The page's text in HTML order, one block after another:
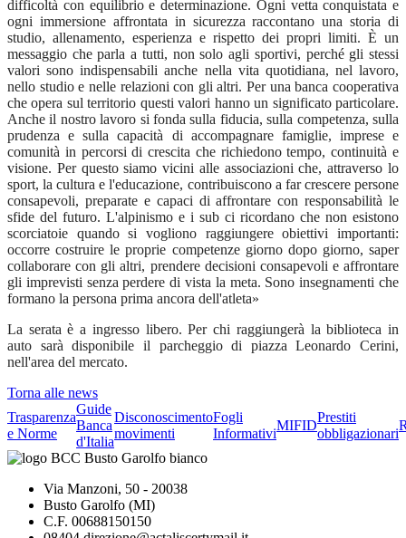
difficoltà con equilibrio e determinazione. Ogni vetta conquistata e
ogni immersione affrontata in sicurezza raccontano una storia di
studio, allenamento, esperienza e rispetto dei propri limiti. È un
messaggio che parla a tutti, non solo agli sportivi, perché gli stessi
valori sono indispensabili anche nella vita quotidiana, nel lavoro,
nello studio e nelle relazioni con gli altri. Per una banca cooperativa
che opera sul territorio questi valori hanno un significato particolare.
Anche il nostro lavoro si fonda sulla fiducia, sulla competenza, sulla
prudenza e sulla capacità di accompagnare famiglie, imprese e
comunità in percorsi di crescita che richiedono tempo, continuità e
visione. Per questo siamo vicini alle associazioni che, attraverso lo
sport, la cultura e l'educazione, contribuiscono a far crescere persone
consapevoli, preparate e capaci di affrontare con responsabilità le
sfide del futuro. L'alpinismo e i sub ci ricordano che non esistono
scorciatoie quando si vogliono raggiungere obiettivi importanti:
occorre costruire le proprie competenze giorno dopo giorno, saper
collaborare con gli altri, prendere decisioni consapevoli e affrontare
gli imprevisti senza perdere di vista la meta. Sono insegnamenti che
formano la persona prima ancora dell'atleta»
La serata è a ingresso libero. Per chi raggiungerà la biblioteca in
auto sarà disponibile il parcheggio di piazza Leonardo Cerini,
nell'area del mercato.
Torna alle news
Trasparenza
e Norme
Guide
Banca
d'Italia
Disconoscimento
movimenti
Fogli
Informativi
MIFID
Prestiti
obbligazionari
Via Manzoni, 50 - 20038
Busto Garolfo (MI)
C.F. 00688150150